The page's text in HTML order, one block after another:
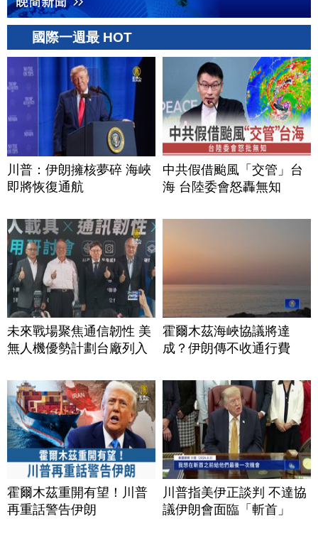
國際一週最 HOT
川普：伊朗擁核夢碎 海峽
即將恢復通航
中共假借颱風「交管」台
海 台陸委會怒轟無知
未來戰場聚焦通信韌性 美
無人機優勢計劃台廠列入
霍爾木茲海峽協議將達
成？伊朗傳不收通行費
霍爾木茲重開有望！川普
再重話警告伊朗
川普指美伊正談判 不達協
議伊朗會面臨「斬首」